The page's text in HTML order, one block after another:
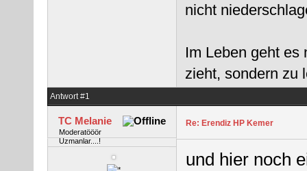
nicht
Im Leben geht es
zieht, sondern zu
Antwort #1
TC Melanie
Moderatööör
Uzmanlar....!
Re: Erendiz HP Kemer
und hier noch